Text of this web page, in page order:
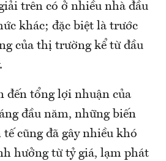
trên có ở nhiều nhà đầu
khác; đặc biệt là trước
của thị trường kể từ đầu
đến tổng lợi nhuận của
đầu năm, những biến
cũng đã gây nhiều khó
hưởng từ tỷ giá, lạm phát